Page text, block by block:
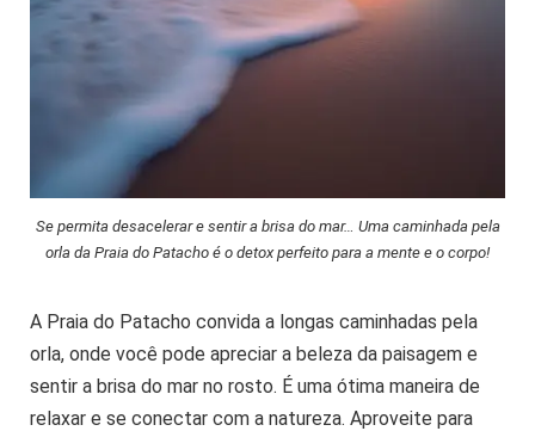
Se permita desacelerar e sentir a brisa do mar… Uma caminhada pela
orla da Praia do Patacho é o detox perfeito para a mente e o corpo!
A Praia do Patacho convida a longas caminhadas pela
orla, onde você pode apreciar a beleza da paisagem e
sentir a brisa do mar no rosto. É uma ótima maneira de
relaxar e se conectar com a natureza. Aproveite para